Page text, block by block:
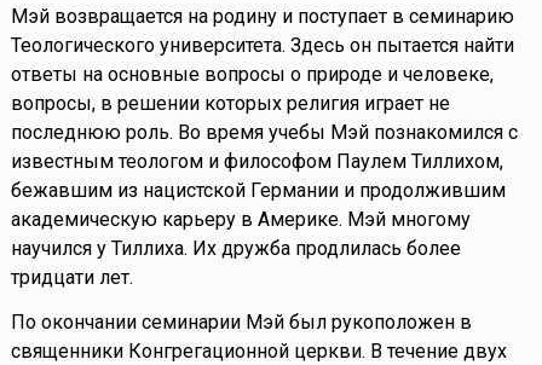
Мэй возвращается на родину и поступает в семинарию
Теологического университета. Здесь он пытается найти
ответы на основные вопросы о природе и человеке,
вопросы, в решении которых религия играет не
последнюю роль. Во время учебы Мэй познакомился с
известным теологом и философом Паулем Тиллихом,
бежавшим из нацистской Германии и продолжившим
академическую карьеру в Америке. Мэй многому
научился у Тиллиха. Их дружба продлилась более
тридцати лет.
По окончании семинарии Мэй был рукоположен в
священники Конгрегационной церкви. В течение двух